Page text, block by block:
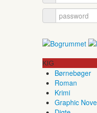
KIG
Børnebøger
Roman
Krimi
Graphic